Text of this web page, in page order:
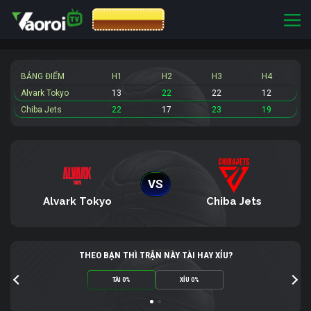
CƯỢC 8XBET
BẢNG ĐIỂM H1 H2 H3
H4
Alvark Tokyo
13 22 22
12
Chiba Jets
22 17 23 19
Alvark Tokyo
VS
Chiba Jets
THEO BẠN THÌ TRẬN NÀY TÀI HAY XỈU?
TÀI 0% XỈU 0%